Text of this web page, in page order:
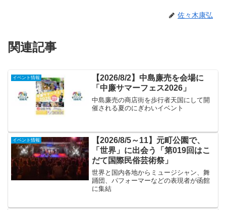
佐々木康弘
関連記事
イベント情報
【2026/8/2】中島廉売を会場に
「中廉サマーフェス2026」
中島廉売の商店街を歩行者天国にして開
催される夏のにぎわいイベント
イベント情報
【2026/8/5～11】元町公園で、
「世界」に出会う「第019回はこ
だて国際民俗芸術祭」
世界と国内各地からミュージシャン、舞
踊団、パフォーマーなどの表現者が函館
に集結